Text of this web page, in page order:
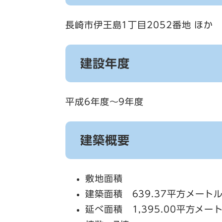
長崎市伊王島1丁目2052番地 ほか
建設年度
平成6年度～9年度
建築概要
敷地面積
建築面積 639.37平方メート
延べ面積 1,395.00平方メー